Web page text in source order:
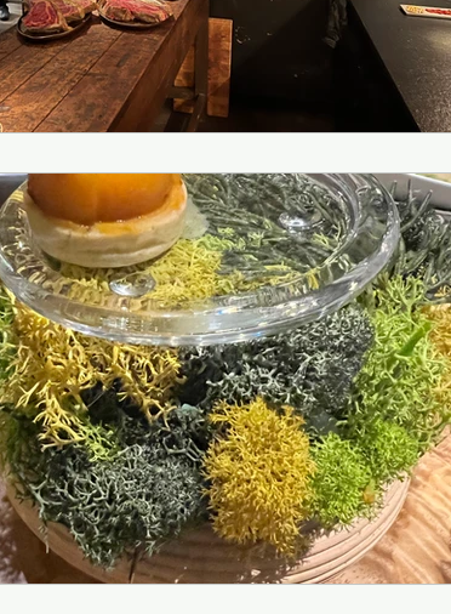
restaurantes Para celebraciones
vegetariana/ vegana Cocina peruana
tomar un buen champagne Marbella